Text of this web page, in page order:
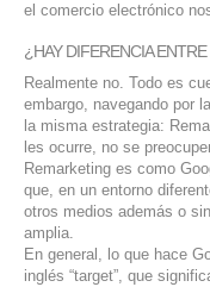
APPS PARA NEGOCIOS
SISTEMAS PARA
MARKETING DIGITAL
EMAIL MARKETING
el comercio electrónico
¿HAY DIFERENCIA
Realmente no. Todo es
embargo, navegando por
la misma estrategia:
les ocurre, no se
Remarketing es como
que, en un entorno
otros medios además o
amplia.
En general, lo que hace
inglés “target”, que